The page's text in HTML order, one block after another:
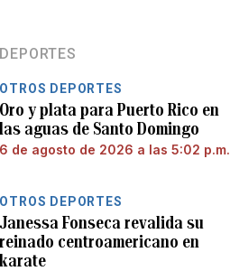
DEPORTES
OTROS DEPORTES
Oro y plata para Puerto Rico en
las aguas de Santo Domingo
6 de agosto de 2026 a las 5:02 p.m.
OTROS DEPORTES
Janessa Fonseca revalida su
reinado centroamericano en
karate